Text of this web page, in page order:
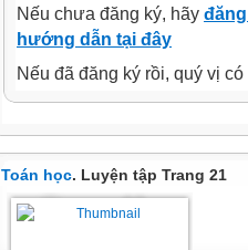
Nếu chưa đăng ký, hãy
hướng dẫn tại đây
Nếu đã đăng ký rồi, quý vị
Toán học. Luyện tập Trang 21